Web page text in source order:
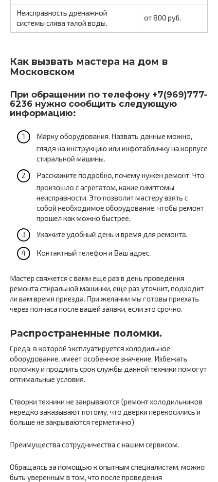
Неисправность дренажной
системы слива талой воды.
от 800 руб.
Как вызвать мастера на дом в
Московском
При обращении по телефону +7(969)777-
6236 нужно сообщить следующую
информацию:
Марку оборудования. Назвать данные можно,
глядя на инструкцию или инфотабличку на корпусе
стиральной машины.
Расскажите подробно, почему нужен ремонт. Что
произошло с агрегатом, какие симптомы
неисправности. Это позволит мастеру взять с
собой необходимое оборудование, чтобы ремонт
прошел как можно быстрее.
Укажите удобный день и время для ремонта.
Контактный телефон и Ваш адрес.
Мастер свяжется с вами еще раз в день проведения
ремонта стиральной машинки, еще раз уточнит, подходит
ли вам время приезда. При желании мы готовы приехать
через полчаса после вашей заявки, если это срочно.
Распространенные поломки.
Среда, в которой эксплуатируется холодильное
оборудование, имеет особенное значение. Избежать
поломку и продлить срок службы данной техники помогут
оптимальные условия.
Створки техники не закрываются (ремонт холодильников
нередко заказывают потому, что дверки перекосились и
больше не закрываются герметично)
Преимущества сотрудничества с нашим сервисом.
Обращаясь за помощью к опытным специалистам, можно
быть уверенным в том, что после проведения